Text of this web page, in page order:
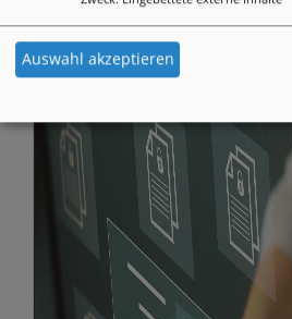
Auswahl akzeptieren